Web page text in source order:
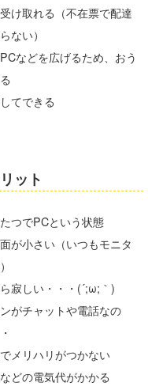
け取れる（不在票で配達
ない）
などを広げるため、おう
てできる
ット
つでPCという状態
が小さい（いつもモニタ
寂しい・・・(´;ω;｀)
がチャットや電話なの
メリハリがつかない
どの電気代がかかる